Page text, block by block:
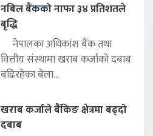
नबिल बैंकको नाफा ३४ प्रतिशतले
बृद्धि
नेपालका अधिकांश बैंक तथा
वित्तीय संस्थामा खराब कर्जाको दबाब
बढिरहेका बेला...
खराब कर्जाले बैंकिङ क्षेत्रमा बढ्दो
दबाब